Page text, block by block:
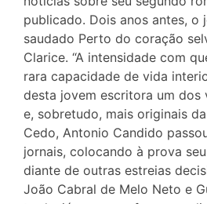
publicado. Dois anos antes, o
saudado Perto do coração
Clarice. “A intensidade com
rara capacidade de vida
desta jovem escritora um dos
e, sobretudo, mais originais
Cedo, Antonio Candido
jornais, colocando à prova
diante de outras estreias
João Cabral de Melo Neto e